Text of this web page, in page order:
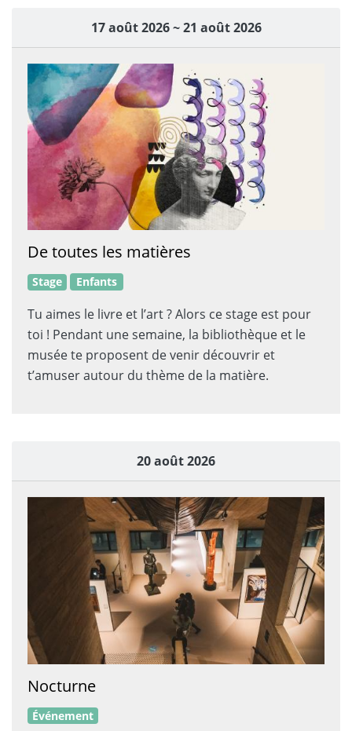
17 août 2026~21 août 2026
De toutes les matières
Stage Enfants
Tu aimes le livre et l’art ? Alors ce stage est pour
toi ! Pendant une semaine, la bibliothèque et le
musée te proposent de venir découvrir et
t’amuser autour du thème de la matière.
20 août 2026
Nocturne
Événement